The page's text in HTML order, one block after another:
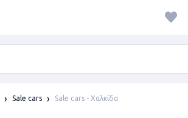
Sale cars Sale cars - Χαλκίδα